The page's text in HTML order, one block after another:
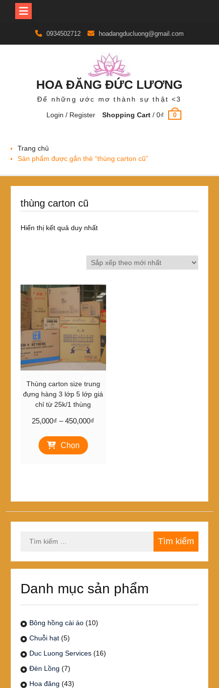
content
0934502712 hoadangducluong@gmail.com
HOA ĐĂNG ĐỨC LƯƠNG
Để những ước mơ thành sự thật <3
Login / Register
Shopping Cart /0₫ 0
Trang chủ
Sản phẩm được gắn thẻ “thùng carton cũ”
thùng carton cũ
Hiển thị kết quả duy nhất
Thùng carton size trung
đựng hàng 3 lớp 5 lớp giá
chỉ từ 25k/1 thùng
25,000₫ – 450,000₫
Chọn
phẩm
chọn
trang
kiếm
Danh mục sản phẩm
Bông hồng cài áo (10)
Chuỗi hạt (5)
Duc Luong Services (16)
Đèn Lồng (7)
Hoa đăng (43)